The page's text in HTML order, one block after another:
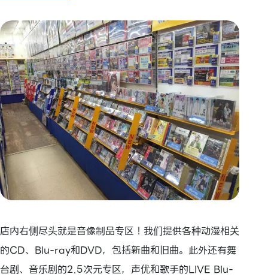
店内右侧尽头就是音像制品专区！我们提供各种动漫相关
的CD、Blu-ray和DVD，包括新曲和旧曲。此外还有舞
台剧、音乐剧的2.5次元专区，声优和歌手的LIVE Blu-